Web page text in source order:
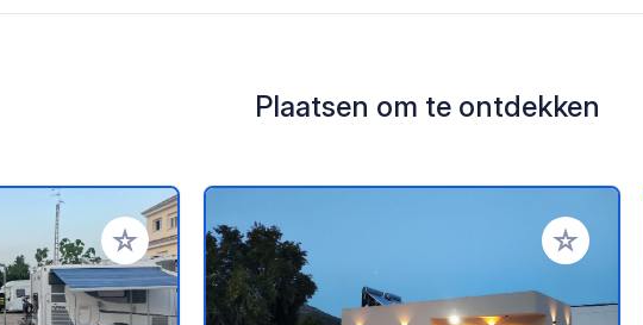
Plaatsen om te ontdekken
Voeg toe aan je favorieten Voeg toe